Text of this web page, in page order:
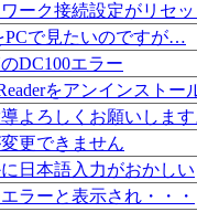
ーク接続設定がリセ
PCで見たいのですが…
DC100エラー
をアンインストー
よろしくお願いします
更できません
日本語入力がおかしい
ラーと表示され・・・